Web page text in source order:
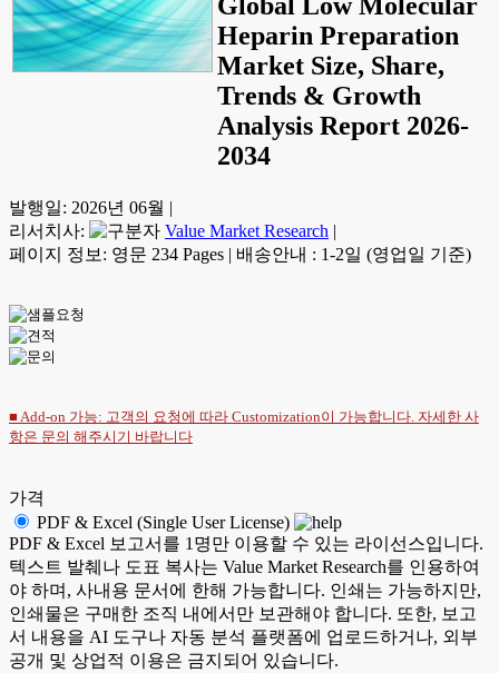
Heparin Preparation
Market Size, Share,
Trends & Growth
Analysis Report 2026-
2034
발행일: 2026년 06월 |
리서치사:
Value Market Research |
페이지 정보: 영문 234 Pages | 배송안내 : 1-2일 (영업일 기준)
■ Add-on 가능: 고객의 요청에 따라 Customization이 가능합니다. 자세한 사
항은 문의 해주시기 바랍니다
가격
PDF & Excel (Single User License)
PDF & Excel 보고서를 1명만 이용할 수 있는 라이선스입니다.
텍스트 발췌나 도표 복사는 Value Market Research를 인용하여
야 하며, 사내용 문서에 한해 가능합니다. 인쇄는 가능하지만,
인쇄물은 구매한 조직 내에서만 보관해야 합니다. 또한, 보고
서 내용을 AI 도구나 자동 분석 플랫폼에 업로드하거나, 외부
공개 및 상업적 이용은 금지되어 있습니다.